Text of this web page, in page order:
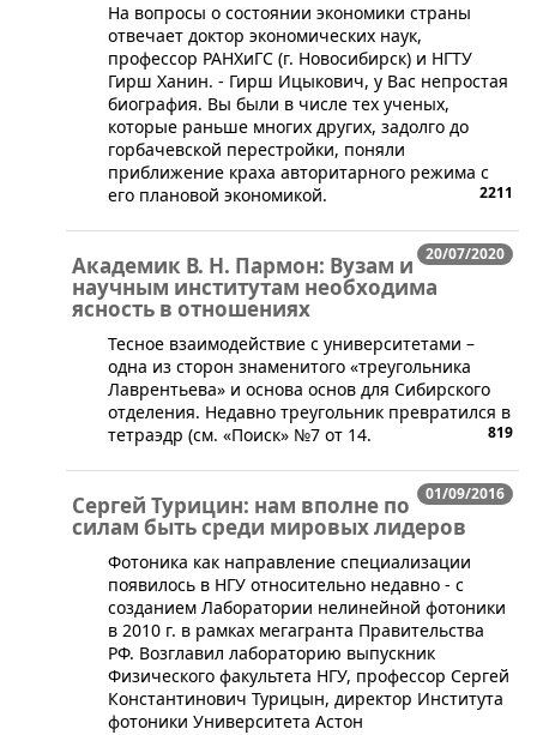
На вопросы о состоянии экономики страны
отвечает доктор экономических наук,
профессор РАНХиГС (г. Новосибирск) и НГТУ
Гирш Ханин. - Гирш Ицыкович, у Вас непростая
биография. Вы были в числе тех ученых,
которые раньше многих других, задолго до
горбачевской перестройки, поняли
приближение краха авторитарного режима с
его плановой экономикой.
2211
20/07/2020
Академик В. Н. Пармон: Вузам и
научным институтам необходима
ясность в отношениях
​​Тесное взаимодействие с университетами –
одна из сторон знаменитого «треугольника
Лаврентьева» и основа основ для Сибирского
отделения. Недавно треугольник превратился в
тетраэдр (см. «Поиск» №7 от 14.
819
01/09/2016
Сергей Турицин: нам вполне по
силам быть среди мировых лидеров
Фотоника как направление специализации
появилось в НГУ относительно недавно - с
созданием Лаборатории нелинейной фотоники
в 2010 г. в рамках мегагранта Правительства
РФ. Возглавил лабораторию выпускник
Физического факультета НГУ, профессор Сергей
Константинович Турицын, директор Института
фотоники Университета Астон